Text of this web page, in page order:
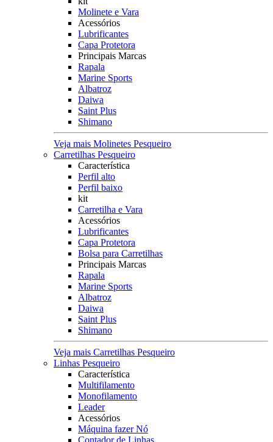
Molinete e Vara
Acessórios
Lubrificantes
Capa Protetora
Principais Marcas
Rapala
Marine Sports
Albatroz
Daiwa
Saint Plus
Shimano
Veja mais Molinetes Pesqueiro
Carretilhas Pesqueiro
Característica
Perfil alto
Perfil baixo
kit
Carretilha e Vara
Acessórios
Lubrificantes
Capa Protetora
Bolsa para Carretilhas
Principais Marcas
Rapala
Marine Sports
Albatroz
Daiwa
Saint Plus
Shimano
Veja mais Carretilhas Pesqueiro
Linhas Pesqueiro
Característica
Multifilamento
Monofilamento
Leader
Acessórios
Máquina fazer Nó
Contador de Linhas